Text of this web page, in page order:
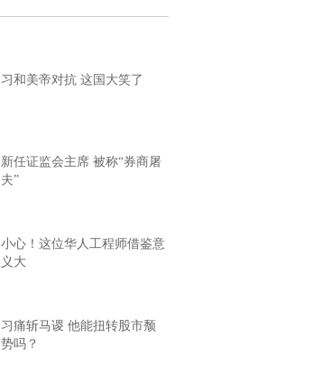
习和美帝对抗 这国大笑了
新任证监会主席 被称“券商屠
夫”
小心！这位华人工程师借鉴意
义大
习痛斩马谡 他能扭转股市颓
势吗？